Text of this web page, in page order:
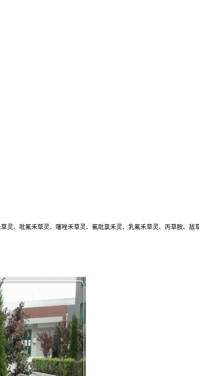
灵、吡氟禾草灵、噻唑禾草灵、氟吡氯禾灵、乳氟禾草灵、丙草胺、